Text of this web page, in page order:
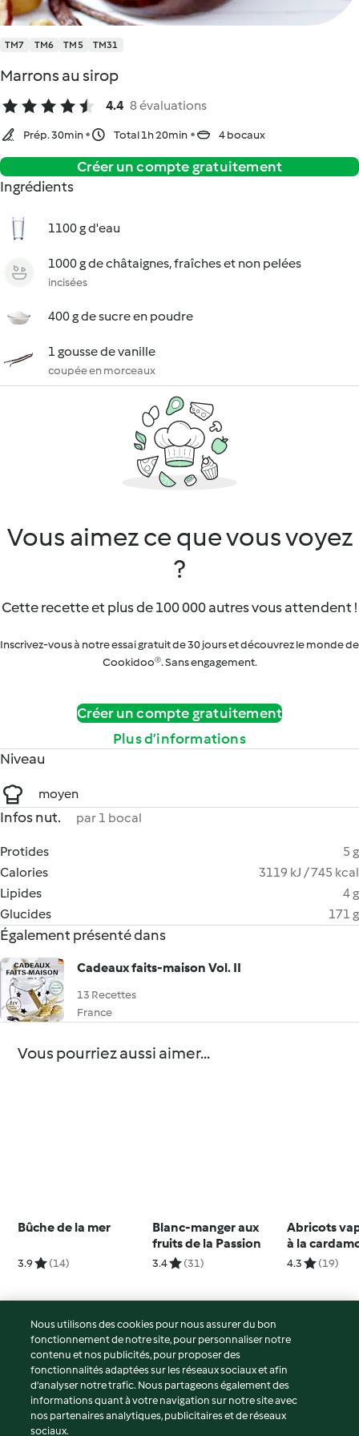
TM7 TM6 TM5 TM31
Marrons au sirop
4.4 8 évaluations
Prép. 30min Total 1h 20min 4 bocaux
Créer un compte gratuitement
Ingrédients
1100 g d'eau
1000 g de châtaignes, fraîches et non pelées
incisées
400 g de sucre en poudre
1 gousse de vanille
coupée en morceaux
Vous aimez ce que vous voyez
?
Cette recette et plus de 100 000 autres vous attendent !
Inscrivez-vous à notre essai gratuit de 30 jours et découvrez le monde de
Cookidoo®. Sans engagement.
Créer un compte gratuitement
Plus d’informations
Niveau
moyen
Infos nut. par 1 bocal
Protides
5 g
Calories
3119 kJ / 745 kcal
Lipides
4 g
Glucides
171 g
Également présenté dans
Cadeaux faits-maison Vol. II
13 Recettes
France
Vous pourriez aussi aimer...
Bûche de la mer
3.9 (14)
Blanc-manger aux
fruits de la Passion
3.4 (31)
Abricots
à la
4.3 (19)
© Copyright 2026
Conditions d'utilisation
Politique de confidentialité
Non-responsabilité
Nous utilisons des cookies pour nous assurer du bon
fonctionnement de notre site, pour personnaliser notre
contenu et nos publicités, pour proposer des
fonctionnalités adaptées sur les réseaux sociaux et afin
d’analyser notre trafic. Nous partageons également des
informations quant à votre navigation sur notre site avec
nos partenaires analytiques, publicitaires et de réseaux
sociaux.